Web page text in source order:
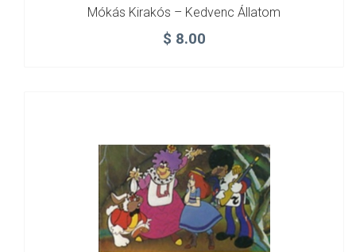
Mókás Kirakós – Kedvenc Állatom
$ 8.00